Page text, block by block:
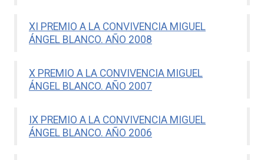
XI PREMIO A LA CONVIVENCIA MIGUEL
ÁNGEL BLANCO. AÑO 2008
X PREMIO A LA CONVIVENCIA MIGUEL
ÁNGEL BLANCO. AÑO 2007
IX PREMIO A LA CONVIVENCIA MIGUEL
ÁNGEL BLANCO. AÑO 2006